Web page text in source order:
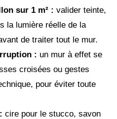
sur 1 m² : valider teinte,
la lumière réelle de la
de traiter tout le mur.
: un mur à effet se
croisées ou gestes
pour éviter toute
cire pour le stucco, savon